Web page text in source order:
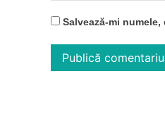
Salvează-mi